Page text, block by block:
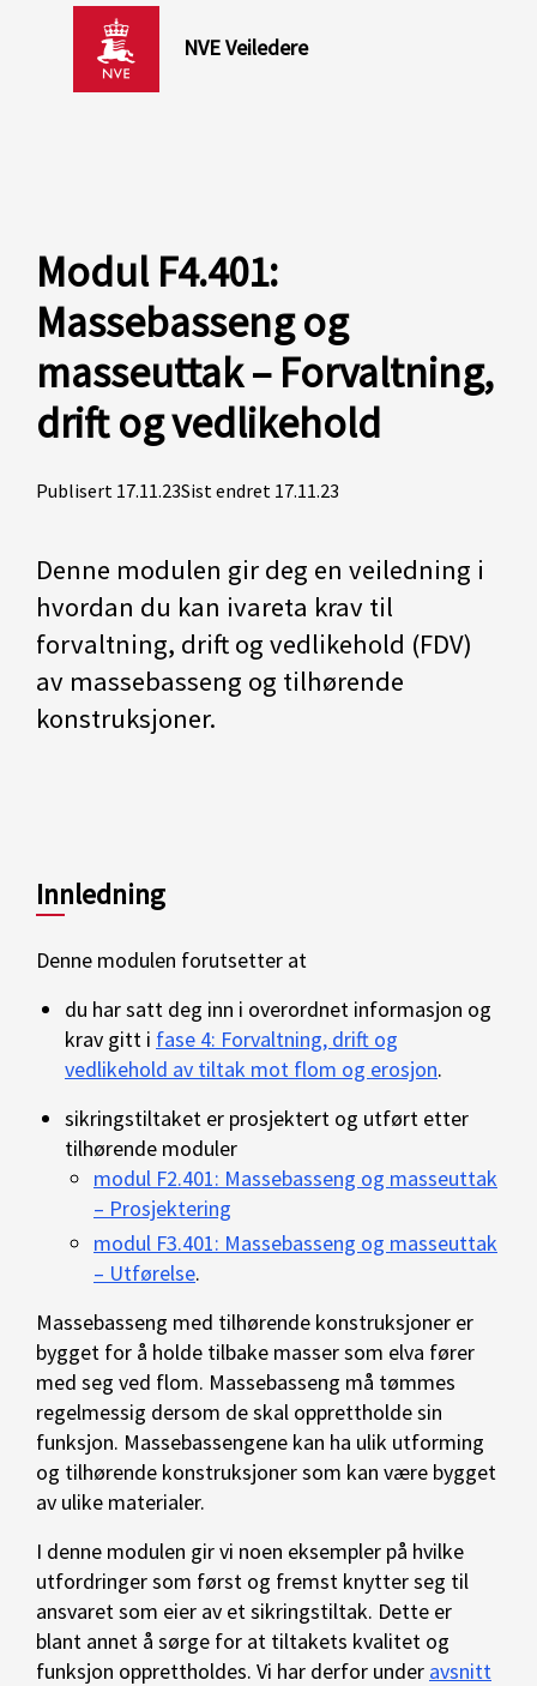
NVE Veiledere
Modul F4.401:
Massebasseng og
masseuttak – Forvaltning,
drift og vedlikehold
Publisert 17.11.23Sist endret 17.11.23
Denne modulen gir deg en veiledning i
hvordan du kan ivareta krav til
forvaltning, drift og vedlikehold (FDV)
av massebasseng og tilhørende
konstruksjoner.
Innledning
Denne modulen forutsetter at
du har satt deg inn i overordnet informasjon og
krav gitt i fase 4: Forvaltning, drift og
vedlikehold av tiltak mot flom og erosjon.
sikringstiltaket er prosjektert og utført etter
tilhørende moduler
modul F2.401: Massebasseng og masseuttak
– Prosjektering
modul F3.401: Massebasseng og masseuttak
– Utførelse.
Massebasseng med tilhørende konstruksjoner er
bygget for å holde tilbake masser som elva fører
med seg ved flom. Massebasseng må tømmes
regelmessig dersom de skal opprettholde sin
funksjon. Massebassengene kan ha ulik utforming
og tilhørende konstruksjoner som kan være bygget
av ulike materialer.
I denne modulen gir vi noen eksempler på hvilke
utfordringer som først og fremst knytter seg til
ansvaret som eier av et sikringstiltak. Dette er
blant annet å sørge for at tiltakets kvalitet og
funksjon opprettholdes. Vi har derfor under avsnitt